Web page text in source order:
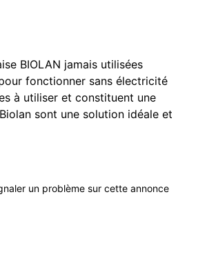
BIOLAN jamais utilisées
fonctionner sans électricité
à utiliser et constituent une
sont une solution idéale et
(l,p), hauteur 97 cm
un problème sur cette annonce